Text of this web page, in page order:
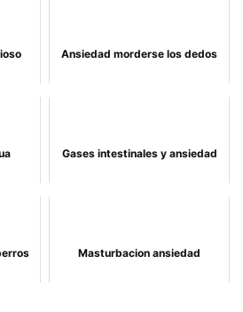
Ansiedad morderse los dedos
Gases intestinales y ansiedad
Masturbacion ansiedad